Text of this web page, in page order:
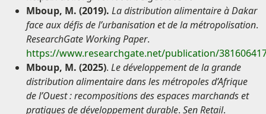
Mboup, M. (2019). La distribution alimentaire à Dakar
face aux défis de l’urbanisation et de la métropolisation.
ResearchGate Working Paper.
https://www.researchgate.net/publication/
Mboup, M. (2025). Le développement de la grande
distribution alimentaire dans les métropoles d’Afrique
de l’Ouest : recompositions des espaces marchands et
pratiques de développement durable. Sen Retail.